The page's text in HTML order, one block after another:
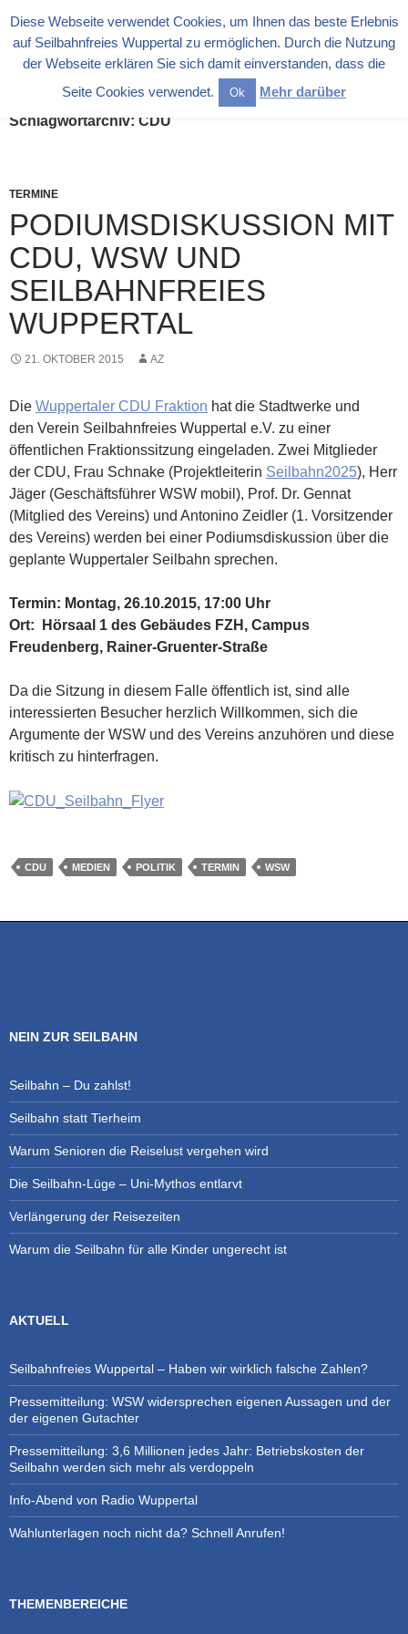
Inhalt
Seilbahnfreies Wuppertal e.V. (in Liquidation)
Schlagwortarchiv: CDU
TERMINE
PODIUMSDISKUSSION MIT
CDU, WSW UND
SEILBAHNFREIES
WUPPERTAL
21. OKTOBER 2015 AZ
Die Wuppertaler CDU Fraktion hat die Stadtwerke und
den Verein Seilbahnfreies Wuppertal e.V. zu einer
öffentlichen Fraktionssitzung eingeladen. Zwei Mitglieder
der CDU, Frau Schnake (Projektleiterin Seilbahn2025), Herr
Jäger (Geschäftsführer WSW mobil), Prof. Dr. Gennat
(Mitglied des Vereins) und Antonino Zeidler (1. Vorsitzender
des Vereins) werden bei einer Podiumsdiskussion über die
geplante Wuppertaler Seilbahn sprechen.
Termin: Montag, 26.10.2015, 17:00 Uhr
Ort: Hörsaal 1 des Gebäudes FZH, Campus
Freudenberg, Rainer-Gruenter-Straße
Da die Sitzung in diesem Falle öffentlich ist, sind alle
interessierten Besucher herzlich Willkommen, sich die
Argumente der WSW und des Vereins anzuhören und diese
kritisch zu hinterfragen.
CDU MEDIEN POLITIK TERMIN WSW
NEIN ZUR SEILBAHN
Seilbahn – Du zahlst!
Seilbahn statt Tierheim
Warum Senioren die Reiselust vergehen wird
Die Seilbahn-Lüge – Uni-Mythos entlarvt
Verlängerung der Reisezeiten
Warum die Seilbahn für alle Kinder ungerecht ist
AKTUELL
Seilbahnfreies Wuppertal – Haben wir wirklich falsche Zahlen?
Pressemitteilung: WSW widersprechen eigenen Aussagen und der
der eigenen Gutachter
Pressemitteilung: 3,6 Millionen jedes Jahr: Betriebskosten der
Seilbahn werden sich mehr als verdoppeln
Info-Abend von Radio Wuppertal
Wahlunterlagen noch nicht da? Schnell Anrufen!
THEMENBEREICHE
Diese Webseite verwendet Cookies, um Ihnen das beste Erlebnis
auf Seilbahnfreies Wuppertal zu ermöglichen. Durch die Nutzung
der Webseite erklären Sie sich damit einverstanden, dass die
Seite Cookies verwendet.
Ok Mehr darüber